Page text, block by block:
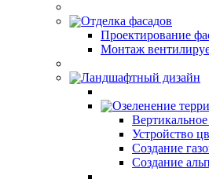
Отделка фасадов
Проектирование
Монтаж
Ландшафтный дизайн
Озеленение
Устройство
Создание
Создание